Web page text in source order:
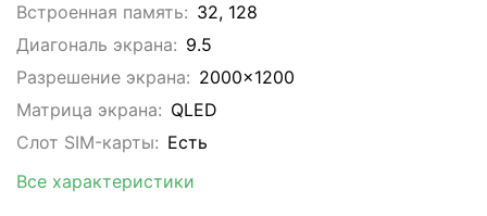
Встроенная память: 32, 128
Диагональ экрана: 9.5
Разрешение экрана: 2000x1200
Матрица экрана: QLED
Слот SIM-карты: Eсть
Все характеристики